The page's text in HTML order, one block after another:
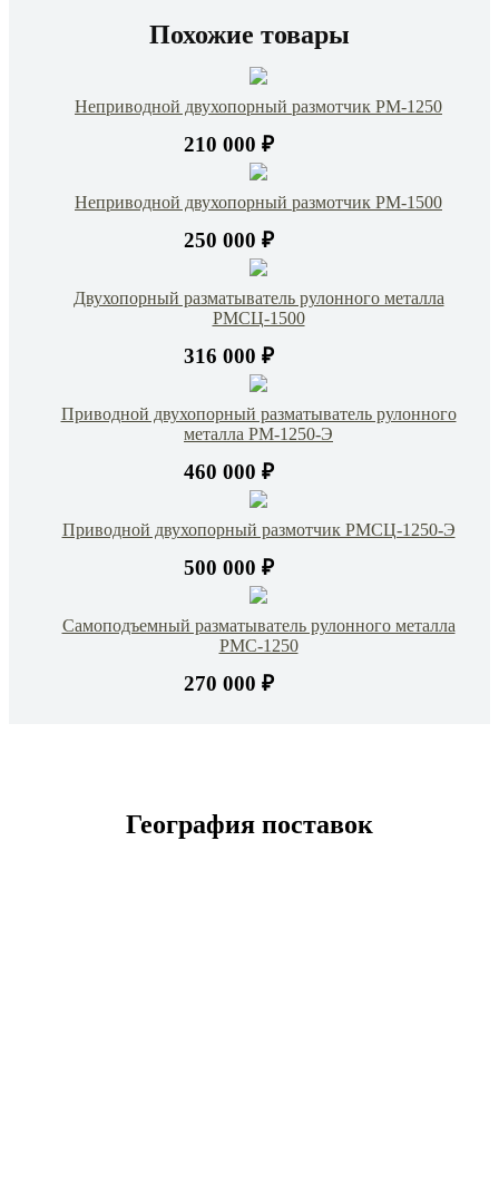
Похожие товары
Неприводной двухопорный размотчик РМ-1250
210 000 ₽
Неприводной двухопорный размотчик РМ-1500
250 000 ₽
Двухопорный разматыватель рулонного металла
РМСЦ-1500
316 000 ₽
Приводной двухопорный разматыватель рулонного
металла РМ-1250-Э
460 000 ₽
Приводной двухопорный размотчик РМСЦ-1250-Э
500 000 ₽
Самоподъемный разматыватель рулонного металла
РМС-1250
270 000 ₽
География поставок